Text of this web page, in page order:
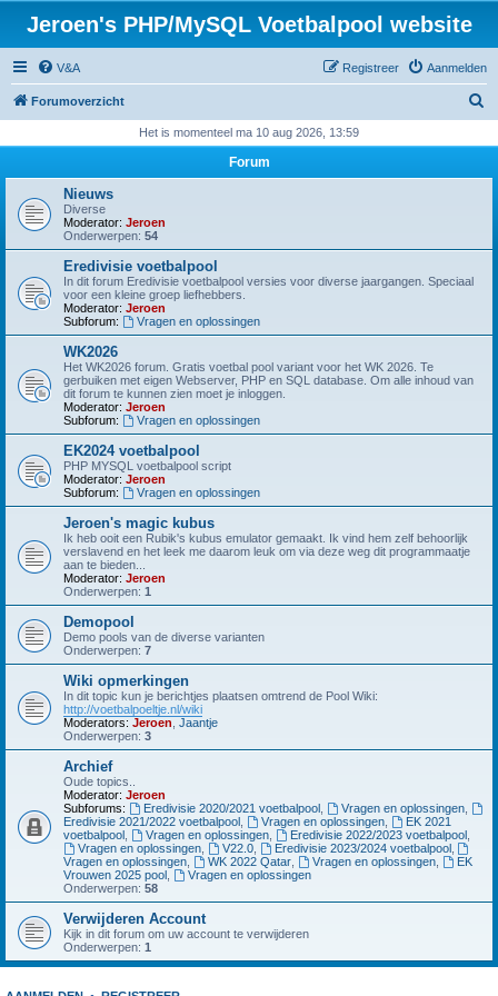
Jeroen's PHP/MySQL Voetbalpool website
V&A Aanmelden
Registreer
Forumoverzicht
k
Het is momenteel ma 10 aug 2026, 13:59
Forum
Nieuws
Diverse
Moderator: Jeroen
Onderwerpen: 54
Eredivisie voetbalpool
In dit forum Eredivisie voetbalpool versies voor diverse jaargangen. Speciaal
voor een kleine groep liefhebbers.
Moderator: Jeroen
Subforum:
Vragen en oplossingen
WK2026
Het WK2026 forum. Gratis voetbal pool variant voor het WK 2026. Te
gerbuiken met eigen Webserver, PHP en SQL database. Om alle inhoud van
dit forum te kunnen zien moet je inloggen.
Moderator: Jeroen
Subforum:
Vragen en oplossingen
EK2024 voetbalpool
PHP MYSQL voetbalpool script
Moderator: Jeroen
Subforum:
Vragen en oplossingen
Jeroen's magic kubus
Ik heb ooit een Rubik's kubus emulator gemaakt. Ik vind hem zelf behoorlijk
verslavend en het leek me daarom leuk om via deze weg dit programmaatje
aan te bieden...
Moderator: Jeroen
Onderwerpen: 1
Demopool
Demo pools van de diverse varianten
Onderwerpen: 7
Wiki opmerkingen
In dit topic kun je berichtjes plaatsen omtrend de Pool Wiki:
http://voetbalpoeltje.nl/wiki
Moderators: Jeroen Jaantje
Onderwerpen: 3
Archief
Oude topics..
Moderator: Jeroen
Subforums:
Eredivisie 2020/2021 voetbalpool, Vragen en oplossingen,
Eredivisie 2021/2022 voetbalpool
Vragen en oplossingen,
EK 2021
voetbalpool
Vragen en oplossingen, Eredivisie 2022/2023 voetbalpool,
Vragen en oplossingen, V22.0, Eredivisie 2023/2024 voetbalpool,
Vragen en oplossingen
WK 2022 Qatar, Vragen en oplossingen,
EK
Vrouwen 2025 pool
Vragen en oplossingen
Onderwerpen: 58
Verwijderen Account
Kijk in dit forum om uw account te verwijderen
Onderwerpen: 1